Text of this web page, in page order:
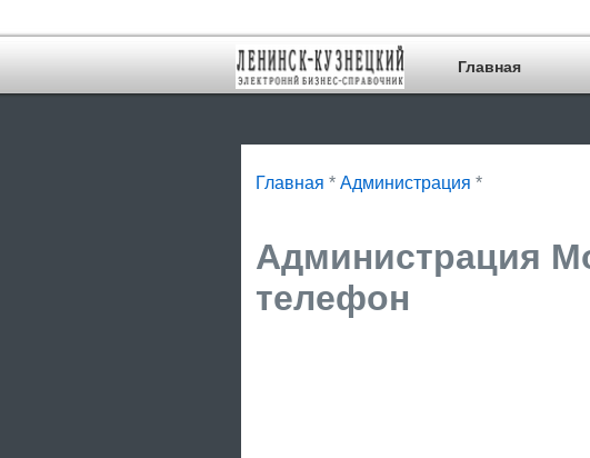
Главная
Главная * Администрация *
Администрация
телефон